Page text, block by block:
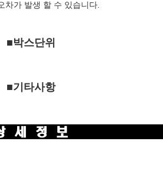
차가 발생 할 수 있습니다.
■박스단위
■기타사항